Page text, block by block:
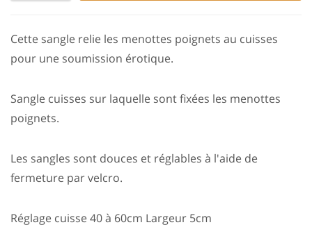
Cette sangle relie les menottes poignets au cuisses
pour une soumission érotique.
Sangle cuisses sur laquelle sont fixées les menottes
poignets.
Les sangles sont douces et réglables à l'aide de
fermeture par velcro.
Réglage cuisse 40 à 60cm Largeur 5cm